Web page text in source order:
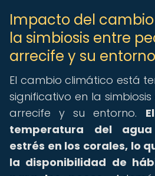
Impacto del
la simbiosis entre
arrecife y su entorno
El cambio climático está
significativo en la
arrecife y su entorno.
temperatura del
estrés en los corales, lo
la disponibilidad de